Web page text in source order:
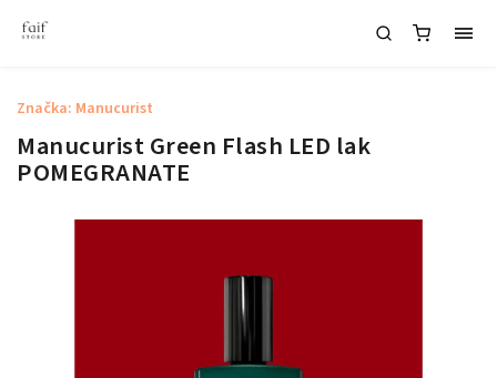
Manucurist Green Flash LED lak
POMEGRANATE
Značka: Manucurist